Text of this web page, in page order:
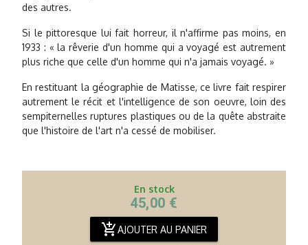
des autres.
Si le pittoresque lui fait horreur, il n'affirme pas moins, en
1933 : « la rêverie d'un homme qui a voyagé est autrement
plus riche que celle d'un homme qui n'a jamais voyagé. »
En restituant la géographie de Matisse, ce livre fait respirer
autrement le récit et l'intelligence de son oeuvre, loin des
sempiternelles ruptures plastiques ou de la quête abstraite
que l'histoire de l'art n'a cessé de mobiliser.
En stock
45,00 €
add_shopping_cartAJOUTER AU PANIER